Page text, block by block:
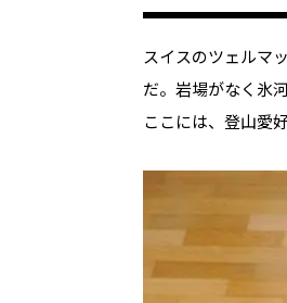
スイスのツェルマ
だ。岩場がなく氷
ここには、登山愛